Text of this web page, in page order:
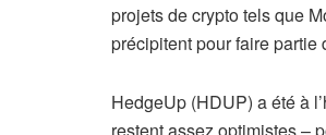
projets de crypto tels que
précipitent pour faire
HedgeUp (HDUP) a été à
restent assez optimistes –